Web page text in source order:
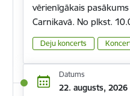
vērienīgākais
Carnikavā. No plkst.
Deju koncerts
Datums
22. augusts, 2026